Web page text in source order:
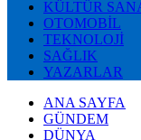
KÜLTÜR
OTOMOBİL
TEKNOLOJİ
SAĞLIK
YAZARLAR
ANA SAYFA
GÜNDEM
DÜNYA